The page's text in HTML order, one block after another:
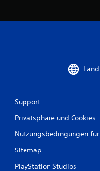
Support
Privatsphäre und Cookies
Nutzungsbedingungen
Sitemap
PlayStation Studios